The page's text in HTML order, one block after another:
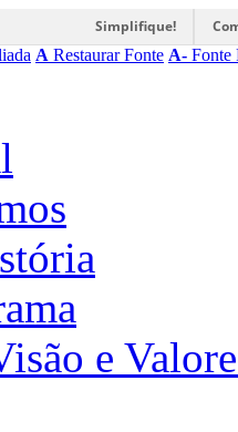
Simplifique!
A Restaurar Fonte A- Fonte
e